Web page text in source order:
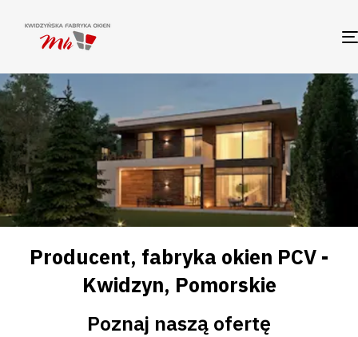
Producent, fabryka okien PCV -
Kwidzyn, Pomorskie
Poznaj naszą ofertę